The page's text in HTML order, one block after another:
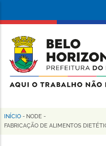
conteúdo
principal
da
Prefeitura
de
Horizonte
Trilha
INÍCIO - NODE -
FABRICAÇÃO DE ALIMENTOS